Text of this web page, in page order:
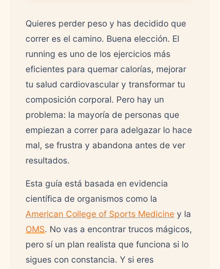
Quieres perder peso y has decidido que
correr es el camino. Buena elección. El
running es uno de los ejercicios más
eficientes para quemar calorías, mejorar
tu salud cardiovascular y transformar tu
composición corporal. Pero hay un
problema: la mayoría de personas que
empiezan a correr para adelgazar lo hace
mal, se frustra y abandona antes de ver
resultados.
Esta guía está basada en evidencia
científica de organismos como la
American College of Sports Medicine y la
OMS. No vas a encontrar trucos mágicos,
pero sí un plan realista que funciona si lo
sigues con constancia. Y si eres